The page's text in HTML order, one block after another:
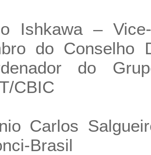
Ishkawa –
do Conselho
do
CBIC
Carlos
Brasil